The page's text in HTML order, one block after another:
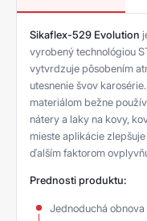
Sikaflex-529 Evolution
vyrobený technológiou
vytvrdzuje pôsobením
utesnenie švov
materiálom bežne
nátery a laky na kovy,
mieste aplikácie
ďalším faktorom
Prednosti produktu:
Jednoduchá